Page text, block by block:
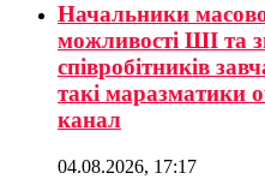
Начальники
можливості ШІ та
співробітників
такі маразматики
канал
04.08.2026, 17:17